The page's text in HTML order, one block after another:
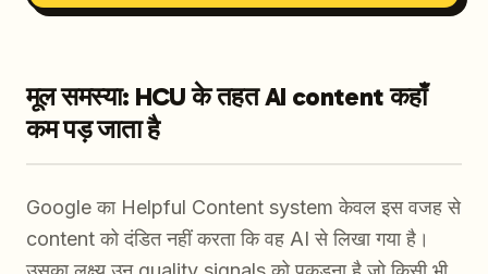
मूल समस्या: HCU के तहत AI content कहाँ
कम पड़ जाता है
Google का Helpful Content system केवल इस वजह से
content को दंडित नहीं करता कि वह AI से लिखा गया है।